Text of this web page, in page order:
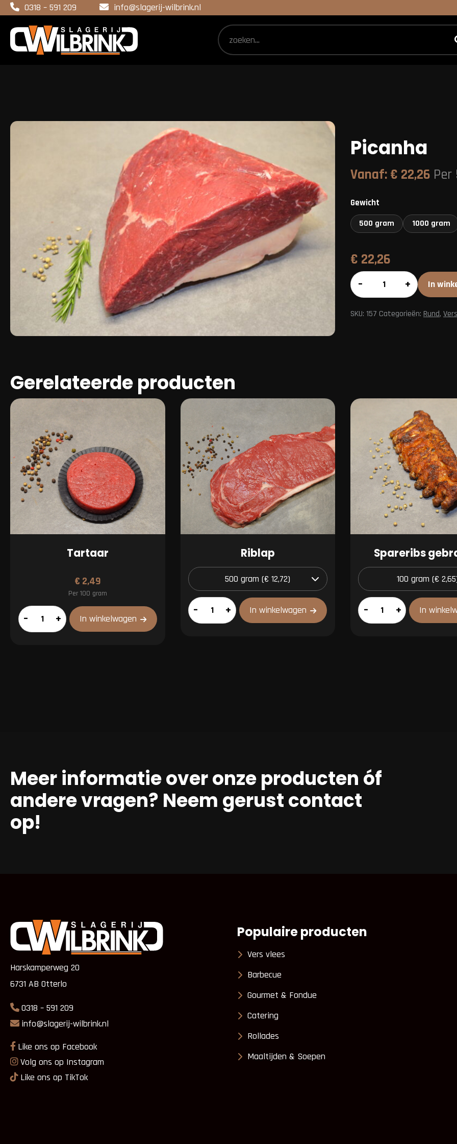
0318 – 591 209 info@slagerij-wilbrink.nl
Picanha
Vanaf: € 22,26
Gewicht
500 gram 1000 gram
€ 22,26
Picanha
aantal
– + In
SKU: 157 Categorieën: Rund,
Gerelateerde producten
Tartaar
€ 2,49
Per 100 gram
Tartaar
aantal
– + In winkelwagen
Riblap
Riblap
aantal
– + In winkelwagen
Spareribs
Spareribs
gebraden
– + In
Meer informatie over onze producten óf
andere vragen? Neem gerust contact
op!
Harskamperweg 20
6731 AB Otterlo
0318 – 591 209
info@slagerij-wilbrink.nl
Like ons op Facebook
Volg ons op Instagram
Like ons op TikTok
Populaire producten
Vers vlees
Barbecue
Gourmet & Fondue
Catering
Rollades
Maaltijden & Soepen